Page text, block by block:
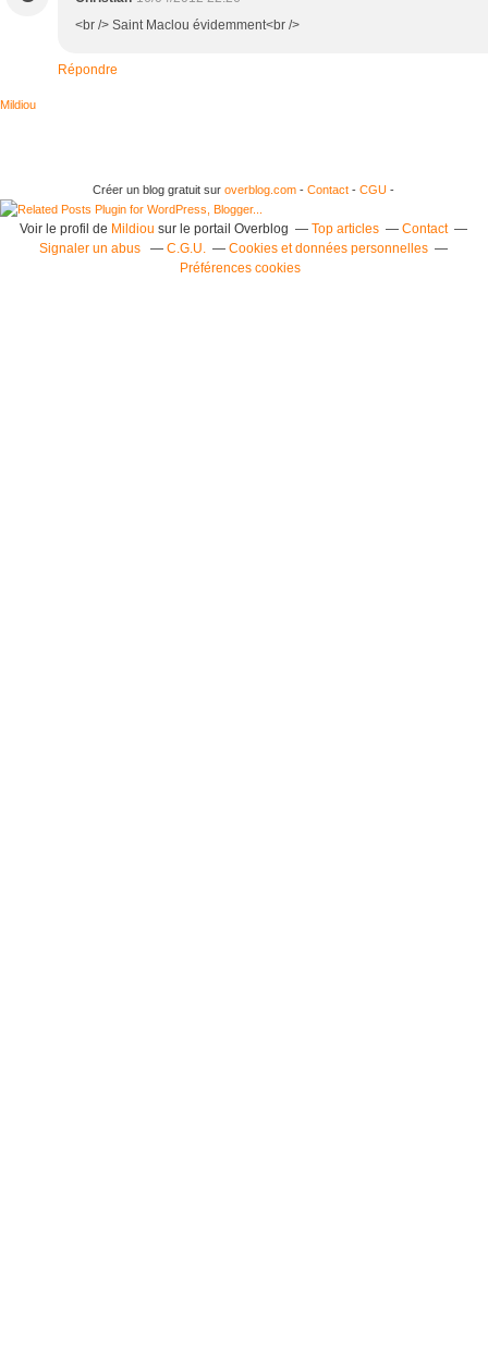
<br /> Saint Maclou évidemment<br />
Répondre
Mildiou
Créer un blog gratuit suroverblog.com -Contact-CGU-
Voir le profil de Mildiou sur le portail Overblog Top articles
Contact
Signaler un abus
C.G.U.
Cookies et données personnelles
Préférences cookies